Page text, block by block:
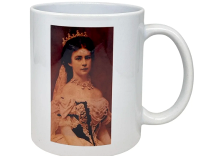
értékelése